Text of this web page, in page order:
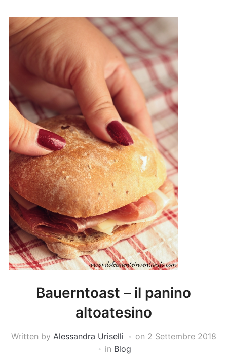
Bauerntoast – il panino
altoatesino
Written by Alessandra Uriselli on 2 Settembre 2018
in Blog